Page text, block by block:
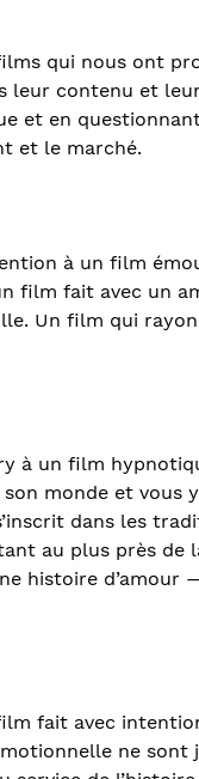
qui nous ont
leur contenu et
et en
et le marché.
à un film
film fait avec un
Un film qui
à un film
monde et vous
dans les
au plus près de
histoire
fait avec
ne sont